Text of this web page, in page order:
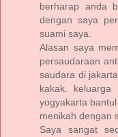
berharap anda
dengan saya
suami saya.
Alasan saya
persaudaraan
saudara di
kakak.
yogyakarta
menikah dengan
Saya sangat